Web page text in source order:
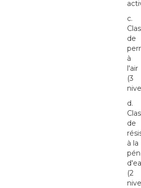
c.
de
à
l'air
(3
d.
de
à la
(2